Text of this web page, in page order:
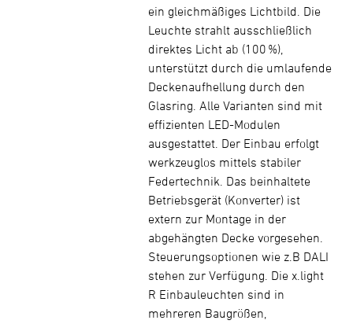
ein gleichmäßiges Lichtbild. Die
Leuchte strahlt ausschließlich
direktes Licht ab (100 %),
unterstützt durch die umlaufende
Deckenaufhellung durch den
Glasring. Alle Varianten sind mit
effizienten LED-Modulen
ausgestattet. Der Einbau erfolgt
werkzeuglos mittels stabiler
Federtechnik. Das beinhaltete
Betriebsgerät (Konverter) ist
extern zur Montage in der
abgehängten Decke vorgesehen.
Steuerungsoptionen wie z.B DALI
stehen zur Verfügung. Die x.light
R Einbauleuchten sind in
mehreren Baugrößen,